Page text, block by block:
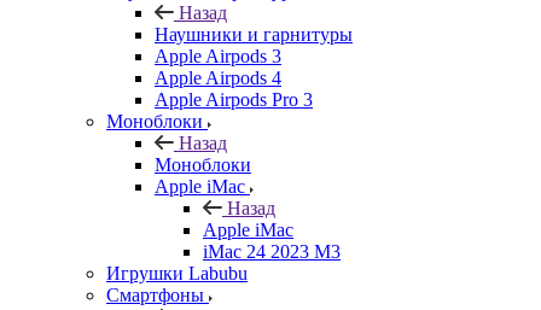
Назад
Наушники и гарнитуры
Apple Airpods 3
Apple Airpods 4
Apple Airpods Pro 3
Моноблоки
Назад
Моноблоки
Apple iMac
Назад
Apple iMac
iMac 24 2023 M3
Игрушки Labubu
Смартфоны